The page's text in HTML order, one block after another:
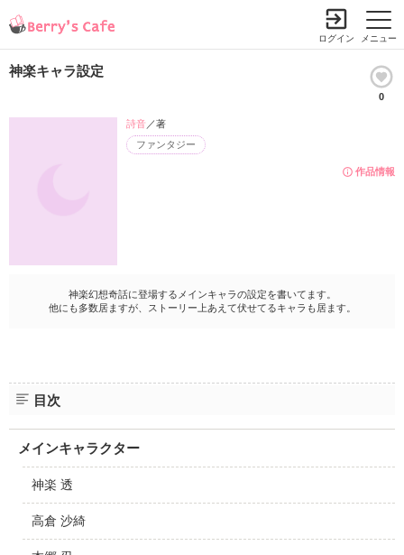
メニュー
ログイン
神楽キャラ設定
0
作品情報
ファンタジー
詩音 ／著
神楽幻想奇話に登場するメインキャラの設定を書いてます。
他にも多数居ますが、ストーリー上あえて伏せてるキャラも居ます。
目次
メインキャラクター
神楽 透
高倉 沙綺